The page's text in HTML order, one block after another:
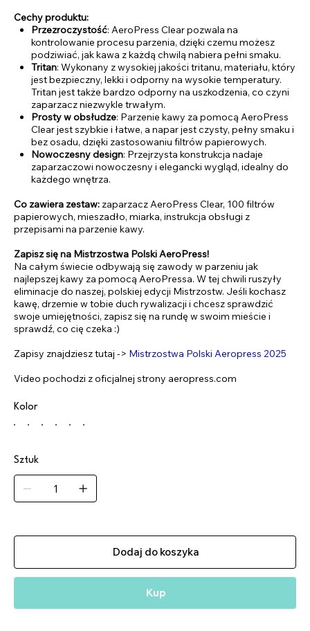
Cechy produktu:
Przezroczystość: AeroPress Clear pozwala na
kontrolowanie procesu parzenia, dzięki czemu możesz
podziwiać, jak kawa z każdą chwilą nabiera pełni smaku.
Tritan: Wykonany z wysokiej jakości tritanu, materiału, który
jest bezpieczny, lekki i odporny na wysokie temperatury.
Tritan jest także bardzo odporny na uszkodzenia, co czyni
zaparzacz niezwykle trwałym.
Prosty w obsłudze: Parzenie kawy za pomocą AeroPress
Clear jest szybkie i łatwe, a napar jest czysty, pełny smaku i
bez osadu, dzięki zastosowaniu filtrów papierowych.
Nowoczesny design: Przejrzysta konstrukcja nadaje
zaparzaczowi nowoczesny i elegancki wygląd, idealny do
każdego wnętrza.
Co zawiera zestaw: zaparzacz AeroPress Clear, 100 filtrów
papierowych, mieszadło, miarka, instrukcja obsługi z
przepisami na parzenie kawy.
Zapisz się na Mistrzostwa Polski AeroPress!
Na całym świecie odbywają się zawody w parzeniu jak
najlepszej kawy za pomocą AeroPressa. W tej chwili ruszyły
eliminacje do naszej, polskiej edycji Mistrzostw. Jeśli kochasz
kawę, drzemie w tobie duch rywalizacji i chcesz sprawdzić
swoje umiejętności, zapisz się na rundę w swoim mieście i
sprawdź, co cię czeka :)
Zapisy znajdziesz tutaj -> Mistrzostwa Polski Aeropress 2025
Video pochodzi z oficjalnej strony aeropress.com
Kolor
Sztuk
Dodaj do koszyka
Kup